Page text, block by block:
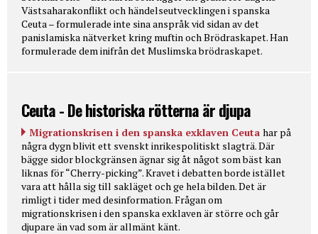
Västsaharakonflikt och händelseutvecklingen i spanska
Ceuta – formulerade inte sina anspråk vid sidan av det
panislamiska nätverket kring muftin och Brödraskapet. Han
formulerade dem inifrån det Muslimska brödraskapet.
Ceuta - De historiska rötterna är djupa
Migrationskrisen i den spanska exklaven Ceuta har på
några dygn blivit ett svenskt inrikespolitiskt slagträ. Där
bägge sidor blockgränsen ägnar sig åt något som bäst kan
liknas för “Cherry-picking”. Kravet i debatten borde istället
vara att hålla sig till sakläget och ge hela bilden. Det är
rimligt i tider med desinformation. Frågan om
migrationskrisen i den spanska exklaven är större och går
djupare än vad som är allmänt känt.